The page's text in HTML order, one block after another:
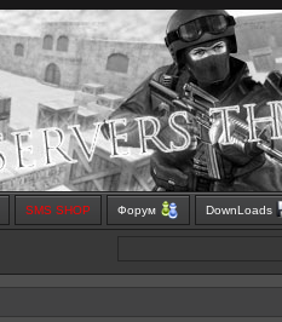
SMS SHOP Форум DownLoads